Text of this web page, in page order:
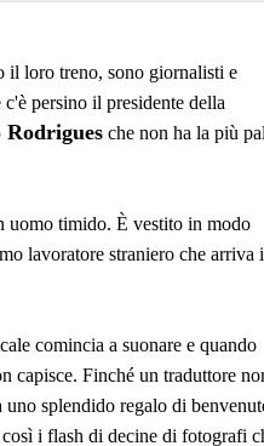
il loro treno, sono giornalisti e
persino il presidente della
che non ha la più
uomo timido. È vestito in modo
lavoratore straniero che arriva
comincia a suonare e quando
capisce. Finché un traduttore
splendido regalo di
i flash di decine di fotografi